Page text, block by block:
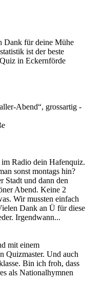
Dank für deine Mühe
ist der beste
in Eckernförde
Abend“, grossartig -
Radio dein Hafenquiz.
sonst montags hin?
Stadt und dann den
Abend. Keine 2
Wir mussten einfach
Dank an Ü für diese
Irgendwann...
mit einem
Quizmaster. Und auch
Bin ich froh, dass
als Nationalhymnen